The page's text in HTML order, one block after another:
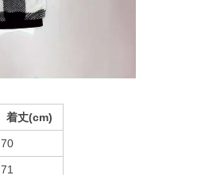
着丈(cm)
70
71